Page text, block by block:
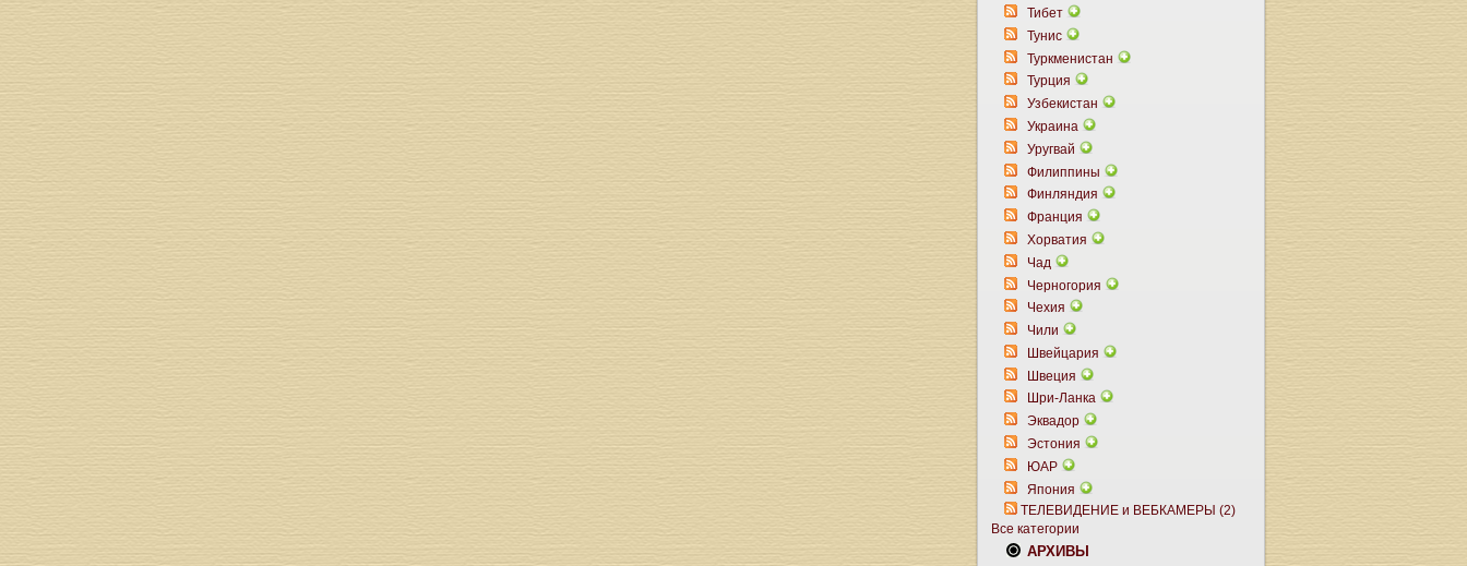
Тибет
Тунис
Туркменистан
Турция
Узбекистан
Украина
Уругвай
Филиппины
Финляндия
Франция
Хорватия
Чад
Черногория
Чехия
Чили
Швейцария
Швеция
Шри-Ланка
Эквадор
Эстония
ЮАР
Япония
ТЕЛЕВИДЕНИЕ и ВЕБКАМЕРЫ (2)
Все категории
АРХИВЫ